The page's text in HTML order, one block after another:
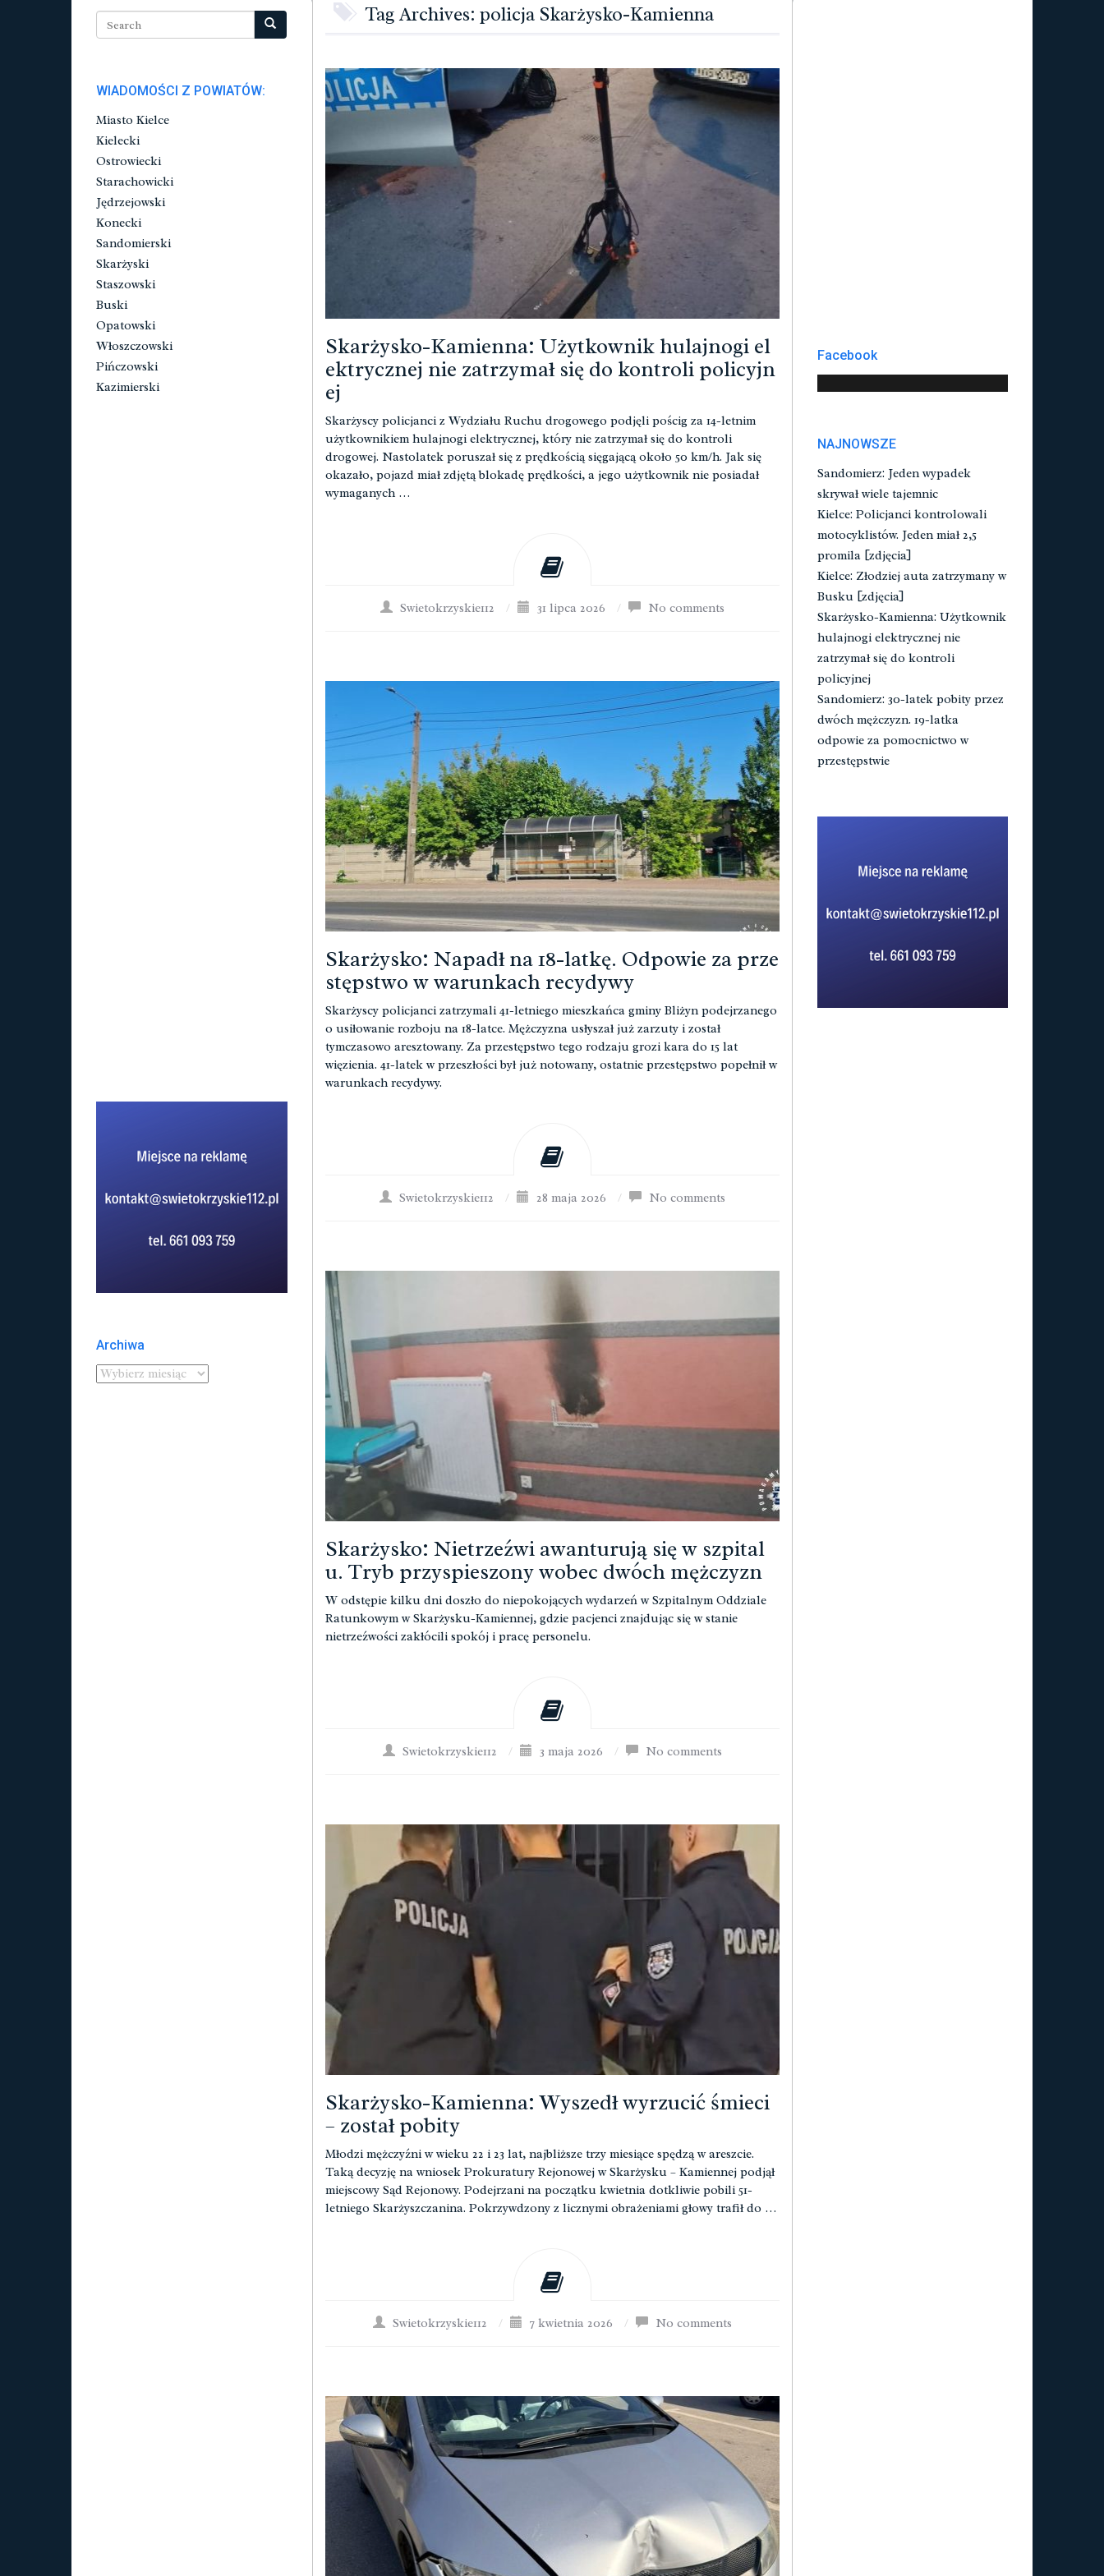
Tag Archives: policja Skarżysko-Kamienna
Skarżysko-Kamienna: Użytkownik hulajnogi el
ektrycznej nie zatrzymał się do kontroli policyjn
ej
Skarżyscy policjanci z Wydziału Ruchu drogowego podjęli pościg za 14-letnim
użytkownikiem hulajnogi elektrycznej, który nie zatrzymał się do kontroli
drogowej. Nastolatek poruszał się z prędkością sięgającą około 50 km/h. Jak się
okazało, pojazd miał zdjętą blokadę prędkości, a jego użytkownik nie posiadał
wymaganych …
Swietokrzyskie112 / 31 lipca 2026 / No comments
Skarżysko: Napadł na 18-latkę. Odpowie za prze
stępstwo w warunkach recydywy
Skarżyscy policjanci zatrzymali 41-letniego mieszkańca gminy Bliżyn podejrzanego
o usiłowanie rozboju na 18-latce. Mężczyzna usłyszał już zarzuty i został
tymczasowo aresztowany. Za przestępstwo tego rodzaju grozi kara do 15 lat
więzienia. 41-latek w przeszłości był już notowany, ostatnie przestępstwo popełnił w
warunkach recydywy.
Swietokrzyskie112 / 28 maja 2026 / No comments
Skarżysko: Nietrzeźwi awanturują się w szpital
u. Tryb przyspieszony wobec dwóch mężczyzn
W odstępie kilku dni doszło do niepokojących wydarzeń w Szpitalnym Oddziale
Ratunkowym w Skarżysku-Kamiennej, gdzie pacjenci znajdując się w stanie
nietrzeźwości zakłócili spokój i pracę personelu.
Swietokrzyskie112 / 3 maja 2026 / No comments
Skarżysko-Kamienna: Wyszedł wyrzucić śmieci
– został pobity
Młodzi mężczyźni w wieku 22 i 23 lat, najbliższe trzy miesiące spędzą w areszcie.
Taką decyzję na wniosek Prokuratury Rejonowej w Skarżysku – Kamiennej podjął
miejscowy Sąd Rejonowy. Podejrzani na początku kwietnia dotkliwie pobili 51-
letniego Skarżyszczanina. Pokrzywdzony z licznymi obrażeniami głowy trafił do …
Swietokrzyskie112 / 7 kwietnia 2026 / No comments
WIADOMOŚCI Z POWIATÓW:
Miasto Kielce
Kielecki
Ostrowiecki
Starachowicki
Jędrzejowski
Konecki
Sandomierski
Skarżyski
Staszowski
Buski
Opatowski
Włoszczowski
Pińczowski
Kazimierski
Archiwa
Facebook
NAJNOWSZE
Sandomierz: Jeden wypadek
skrywał wiele tajemnic
Kielce: Policjanci kontrolowali
motocyklistów. Jeden miał 2,5
promila [zdjęcia]
Kielce: Złodziej auta zatrzymany w
Busku [zdjęcia]
Skarżysko-Kamienna: Użytkownik
hulajnogi elektrycznej nie
zatrzymał się do kontroli
policyjnej
Sandomierz: 30-latek pobity przez
dwóch mężczyzn. 19-latka
odpowie za pomocnictwo w
przestępstwie